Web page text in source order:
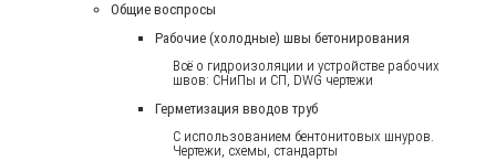
Общие воспросы
Рабочие (холодные) швы бетонирования
Всё о гидроизоляции и устройстве рабочих
швов: СНиПы и СП, DWG чертежи
Герметизация вводов труб
С использованием бентонитовых шнуров.
Чертежи, схемы, стандарты